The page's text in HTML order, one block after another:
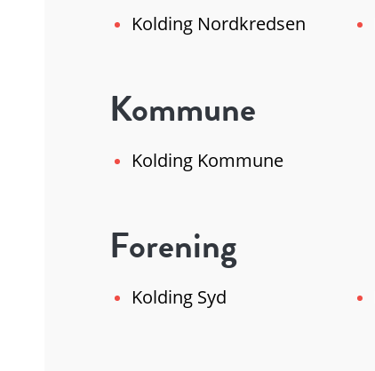
Kolding Nordkredsen
Kommune
Kolding Kommune
Forening
Kolding Syd